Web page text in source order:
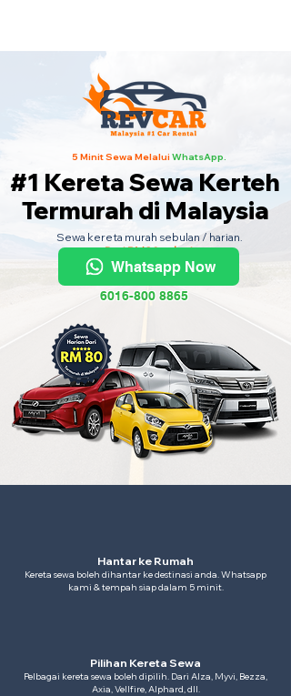
5 Minit Sewa MelaluiWhatsApp.
#1 Kereta Sewa Kerteh
Termurah di Malaysia
Sewa kereta murah sebulan / harian.
Dari RM80 sehari.
Whatsapp Now
6016-800 8865
Hantar ke Rumah
Kereta sewa boleh dihantar ke destinasi anda. Whatsapp
kami & tempah siap dalam 5 minit.
Pilihan Kereta Sewa
Pelbagai kereta sewa boleh dipilih. Dari Alza, Myvi, Bezza,
Axia, Vellfire, Alphard, dll.